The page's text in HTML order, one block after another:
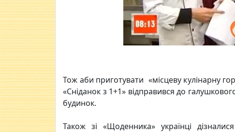
Тож аби приготувати «місцеву кулінарну
«Сніданок з 1+1» відправився до
будинок.
Також зі «Щоденника» українці